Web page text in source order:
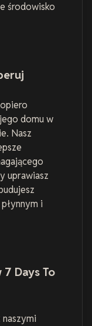
środowisko
domu w
Nasz
uprawiasz
i
Days To